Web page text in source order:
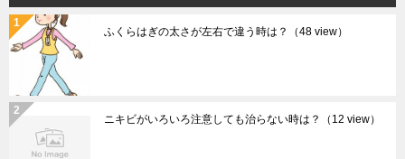
ふくらはぎの太さが左右で違う時は？ （48 view）
ニキビがいろいろ注意しても治らない時は？ （12 view）